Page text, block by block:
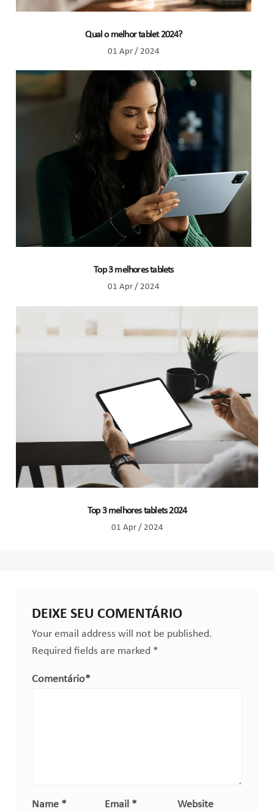
Qual o melhor tablet 2024?
01 Apr / 2024
Top 3 melhores tablets
01 Apr / 2024
Top 3 melhores tablets 2024
01 Apr / 2024
DEIXE SEU COMENTÁRIO
Your email address will not be published.
Required fields are marked *
Comentário*
Name * Email * Website